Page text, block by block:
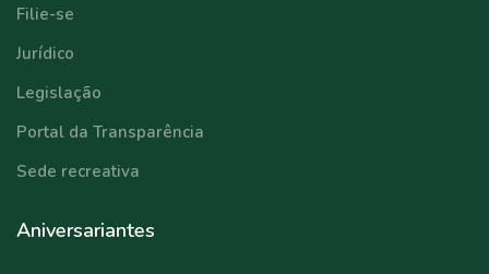
Filie-se
Jurídico
Legislação
Portal da Transparência
Sede recreativa
Aniversariantes